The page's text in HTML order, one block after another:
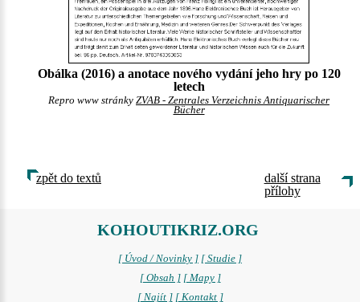
Obálka (2016) a anotace nového vydání jeho hry po 120
letech
Repro www stránky ZVAB - Zentrales Verzeichnis Antiquarischer
Bücher
zpět do textů
další strana
přílohy
KOHOUTIKRIZ.ORG
[ Úvod / Novinky ] [ Studie ]
[ Obsah ] [ Mapy ]
[ Najít ] [ Kontakt ]